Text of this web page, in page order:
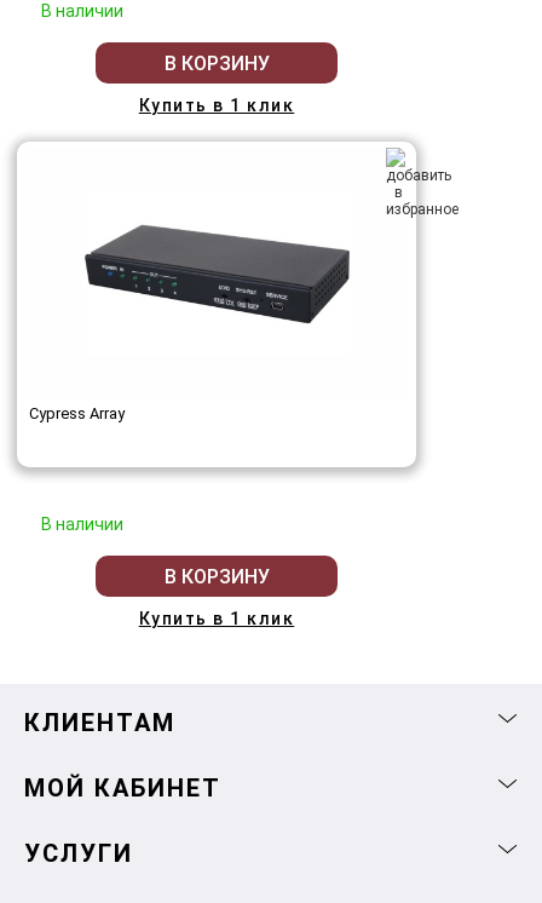
В наличии
В КОРЗИНУ
Купить в 1 клик
Cypress Array
В наличии
В КОРЗИНУ
Купить в 1 клик
КЛИЕНТАМ
МОЙ КАБИНЕТ
УСЛУГИ